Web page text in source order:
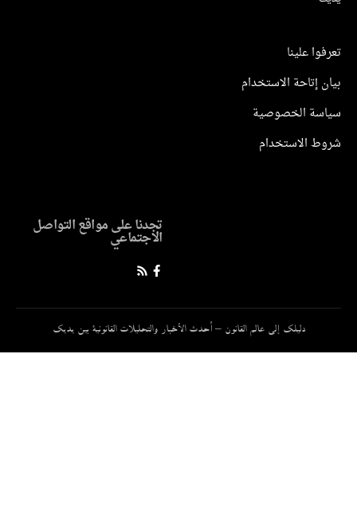
علينا
إتاحة الاستخدام
الخصوصية
الاستخدام
تجدنا على مواقع التواصل
الاجتماعي
دليلك إلى عالم القانون – أحدث الأخبار والتحليلات القانونية بين يديك